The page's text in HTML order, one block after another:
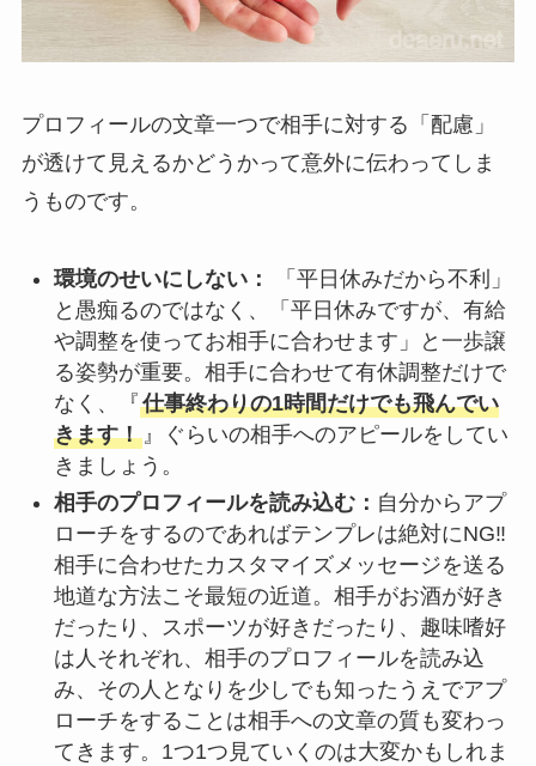
プロフィールの文章一つで相手に対する「配慮」
が透けて見えるかどうかって意外に伝わってしま
うものです。
環境のせいにしない：
「平日休みだから不利」
と愚痴るのではなく、「平日休みですが、有給
や調整を使ってお相手に合わせます」と一歩譲
る姿勢が重要。相手に合わせて有休調整だけで
なく、『仕事終わりの1時間だけでも飛んでい
きます！』ぐらいの相手へのアピールをしてい
きましょう。
相手のプロフィールを読み込む： 自分からアプ
ローチをするのであればテンプレは絶対にNG‼
相手に合わせたカスタマイズメッセージを送る
地道な方法こそ最短の近道。相手がお酒が好き
だったり、スポーツが好きだったり、趣味嗜好
は人それぞれ、相手のプロフィールを読み込
み、その人となりを少しでも知ったうえでアプ
ローチをすることは相手への文章の質も変わっ
てきます。1つ1つ見ていくのは大変かもしれま